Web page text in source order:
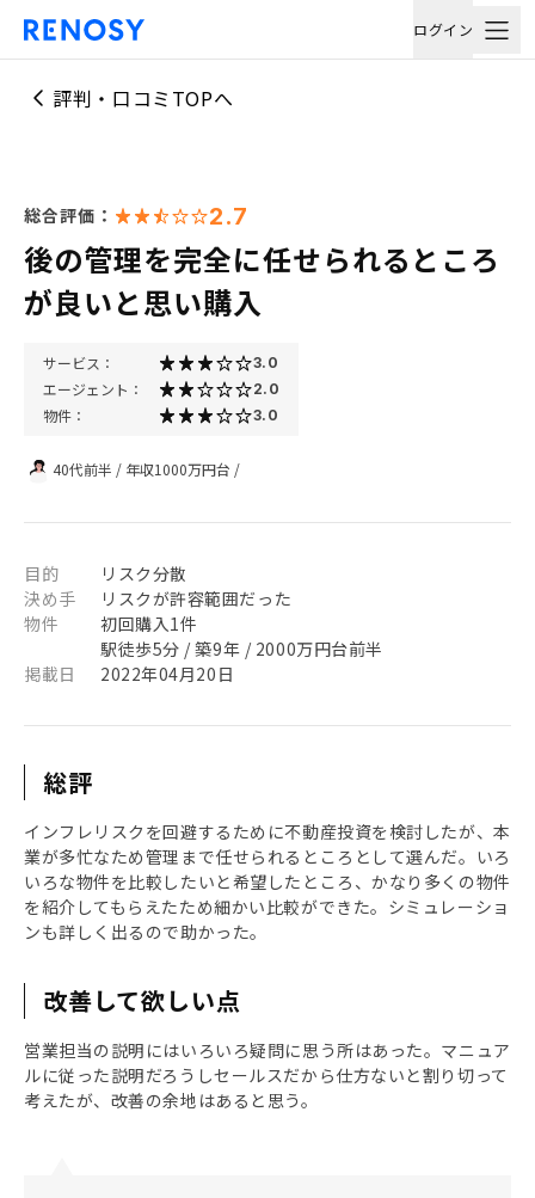
ログイン
評判・口コミTOPへ
総合評価： 2.7
後の管理を完全に任せられるところ
が良いと思い購入
サービス： 3.0
エージェント： 2.0
物件： 3.0
40代前半 / 年収1000万円台 /
目的
リスク分散
決め手
リスクが許容範囲だった
物件
初回購入1件
駅徒歩5分 / 築9年 / 2000万円台前半
掲載日
2022年04月20日
総評
インフレリスクを回避するために不動産投資を検討したが、本
業が多忙なため管理まで任せられるところとして選んだ。いろ
いろな物件を比較したいと希望したところ、かなり多くの物件
を紹介してもらえたため細かい比較ができた。シミュレーショ
ンも詳しく出るので助かった。
改善して欲しい点
営業担当の説明にはいろいろ疑問に思う所はあった。マニュア
ルに従った説明だろうしセールスだから仕方ないと割り切って
考えたが、改善の余地はあると思う。